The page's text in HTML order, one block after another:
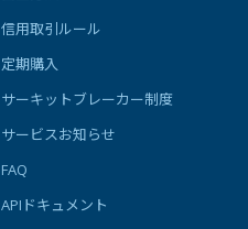
信用取引ルール
定期購入
サーキットブレーカー制度
サービスお知らせ
FAQ
APIドキュメント